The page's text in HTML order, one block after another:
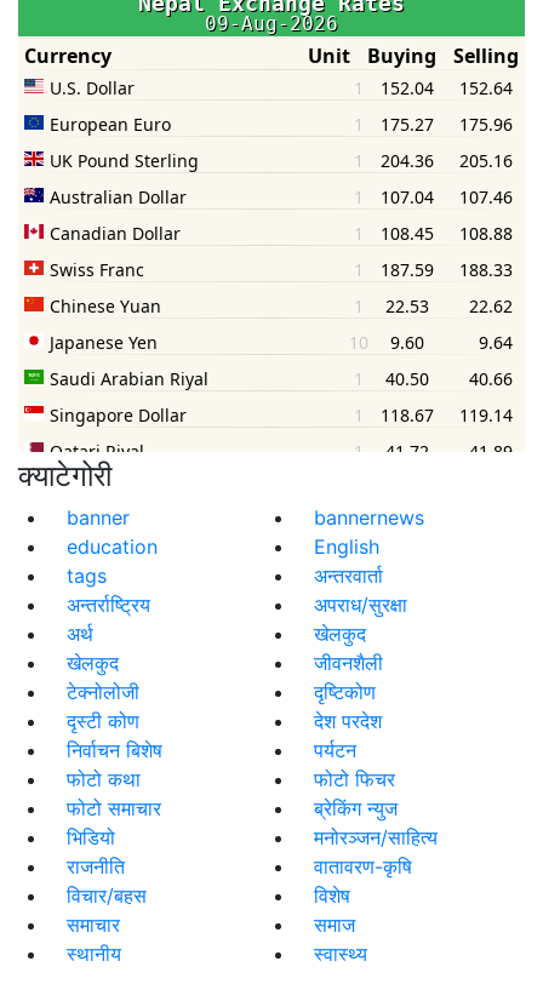
क्याटेगोरी
banner
bannernews
education
English
tags
अन्तरवार्ता
अन्तर्राष्ट्रिय
अपराध/सुरक्षा
अर्थ
खेलकुद
खेलकुद
जीवनशैली
टेक्नोलोजी
दृष्टिकोण
दृस्टी कोण
देश परदेश
निर्वाचन बिशेष
पर्यटन
फोटो कथा
फोटो फिचर
फोटो समाचार
ब्रेकिंग न्युज
भिडियो
मनोरञ्जन/साहित्य
राजनीति
वातावरण-कृषि
विचार/बहस
विशेष
समाचार
समाज
स्थानीय
स्वास्थ्य